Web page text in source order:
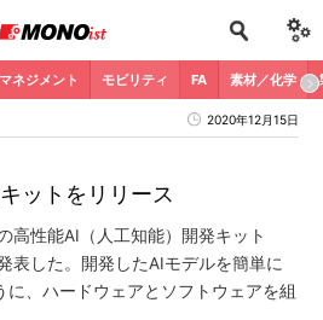
ネジメント モビリティ FA 素材／化学
2020年12月15日
ットをリリース
高性能AI（人工知能）開発キット
表した。開発したAIモデルを簡単に
に、ハードウェアとソフトウェアを組